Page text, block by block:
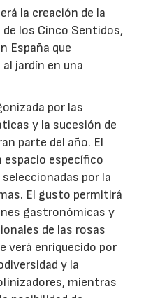
la creación de la
los Cinco Sentidos,
España que
jardín en una
por las
y la sucesión de
parte del año. El
específico
por la
El gusto permitirá
gastronómicas y
de las rosas
verá enriquecido por
y la
mientras